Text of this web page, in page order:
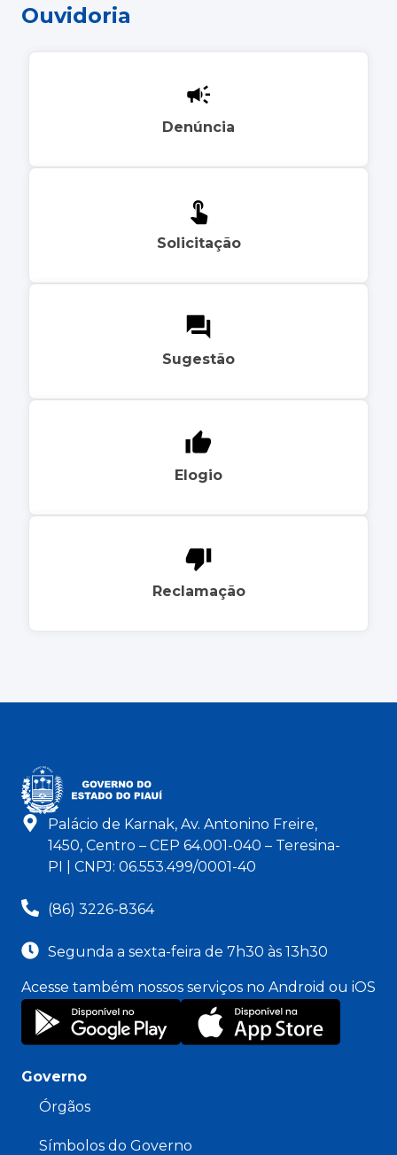
Ouvidoria
Denúncia
Solicitação
Sugestão
Elogio
Reclamação
Palácio de Karnak, Av. Antonino Freire,
1450, Centro – CEP 64.001-040 – Teresina-
PI | CNPJ: 06.553.499/0001-40
(86) 3226-8364
Segunda a sexta-feira de 7h30 às 13h30
Acesse também nossos serviços no Android ou iOS
Governo
Órgãos
Símbolos do Governo